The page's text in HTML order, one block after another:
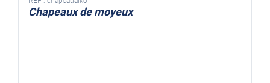
Chapeaux de moyeux